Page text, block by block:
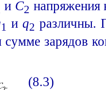
и С2 напряжения
1 и q2 различны.
сумме зарядов
(8.3)